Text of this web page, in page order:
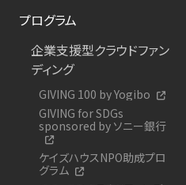
プログラム
企業支援型クラウドファン
ディング
GIVING 100 by Yogibo
GIVING for SDGs
sponsored by ソニー銀行
ケイズハウスNPO助成プロ
グラム